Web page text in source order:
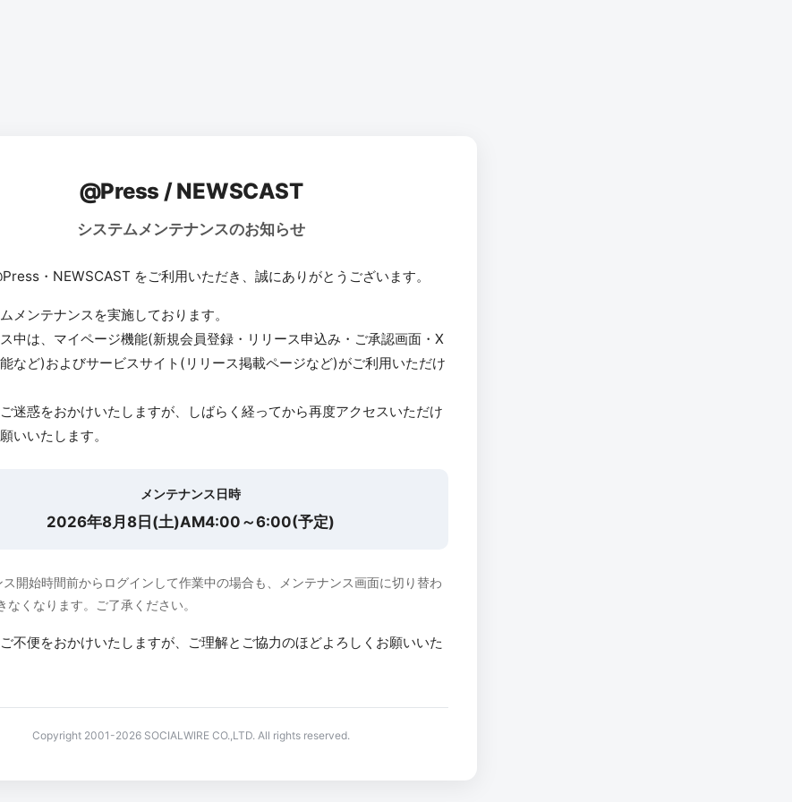
@Press / NEWSCAST
システムメンテナンスのお知らせ
・NEWSCAST をご利用いただき、誠にありがとうございます。
メンテナンスを実施しております。
中は、マイページ機能(新規会員登録・リリース申込み・ご承認画面・X
など)およびサービスサイト(リリース掲載ページなど)がご利用いただけ
迷惑をおかけいたしますが、しばらく経ってから再度アクセスいただけ
いいたします。
メンテナンス日時
2026年8月8日(土)AM4:00～6:00(予定)
開始時間前からログインして作業中の場合も、メンテナンス画面に切り替わ
なくなります。ご了承ください。
不便をおかけいたしますが、ご理解とご協力のほどよろしくお願いいた
Copyright 2001-2026 SOCIALWIRE CO.,LTD. All rights reserved.